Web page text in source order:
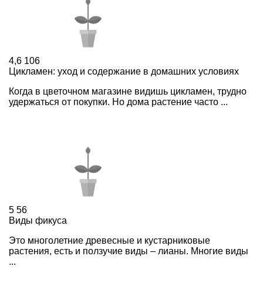
4,6 106
Цикламен: уход и содержание в домашних условиях
Когда в цветочном магазине видишь цикламен, трудно
удержаться от покупки. Но дома растение часто ...
5 56
Виды фикуса
Это многолетние древесные и кустарниковые
растения, есть и ползучие виды – лианы. Многие виды
...